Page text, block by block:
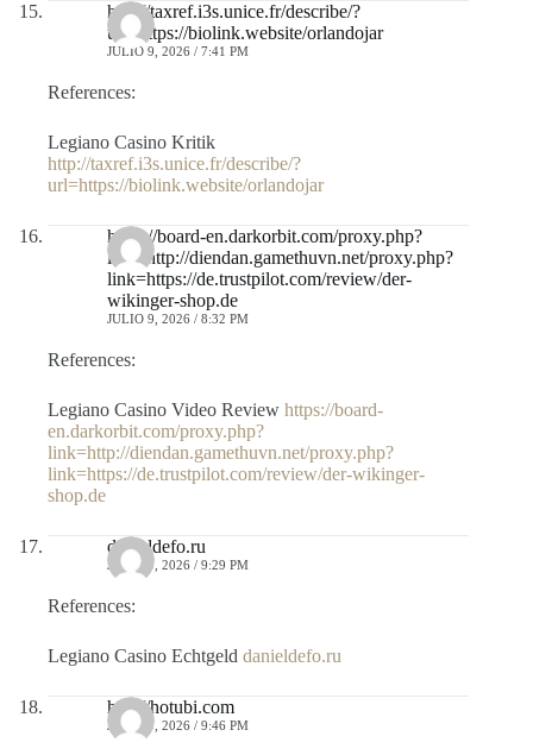
http://taxref.i3s.unice.fr/describe/?
url=https://biolink.website/orlandojar
JULIO 9, 2026 / 7:41 PM
References:
Legiano Casino Kritik
http://taxref.i3s.unice.fr/describe/?
url=https://biolink.website/orlandojar
https://board-en.darkorbit.com/proxy.php?
link=http://diendan.gamethuvn.net/proxy.php?
link=https://de.trustpilot.com/review/der-
wikinger-shop.de
JULIO 9, 2026 / 8:32 PM
References:
Legiano Casino Video Review https://board-
en.darkorbit.com/proxy.php?
link=http://diendan.gamethuvn.net/proxy.php?
link=https://de.trustpilot.com/review/der-wikinger-
shop.de
danieldefo.ru
JULIO 9, 2026 / 9:29 PM
References:
Legiano Casino Echtgeld danieldefo.ru
http://hotubi.com
JULIO 9, 2026 / 9:46 PM